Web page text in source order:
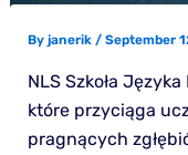
By janerik / September
NLS Szkoła
które przyciąga
pragnących